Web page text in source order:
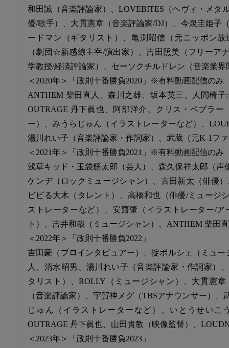
和田誠（音楽評論家）、LOVEBITES（ヘヴィ・メタ
優/歌手）、大貫憲章（音楽評論家/DJ）、今泉圭姫子
ードマン（ギタリスト）、亀渕昭信（元ニッポン
（劇団☆新感線主宰/演出家）、吉田照美（フリーア
学教授/経済評論家）、セーソクチルドレン（音楽業界
＜2020年＞「政則十番勝負2020」※有料動画配信のみ
ANTHEM 柴田直人、森川之雄、坂本英三、人間椅
OUTRAGE 丹下眞也、阿部洋介、クリス・ペプラ
ー）、みうらじゅん（イラストレーターなど）、
湯川れい子（音楽評論家・作詞家）、武蔵（元K-1フ
＜2021年＞「政則十番勝負2021」※有料動画配信のみ
浅草キッド・玉袋筋太郎（芸人）、森久保祥太郎（声
ケンヂ（ロックミュージシャン）、古田新太（俳優
ビビる大木（タレント）、高橋和也（俳優/ミュージ
ストレーターなど）、安齋肇（イラストレーター/
ト）、吉井和哉（ミュージシャン）、ANTHEM 柴田
＜2022年＞「政則十番勝負2022」
吉田豪（プロインタビュアー）、掟ポルシェ（ミュ
人、清水昭男、湯川れい子（音楽評論家・作詞家）
タリスト）、ROLLY（ミュージシャン）、大貫憲
（音楽評論家）、宇賀神メグ（TBSアナウンサー）
じゅん（イラストレーターなど）、いとうせいこ
OUTRAGE 丹下眞也、山田貴教（映像監督）、
＜2023年＞「政則十番勝負2023」